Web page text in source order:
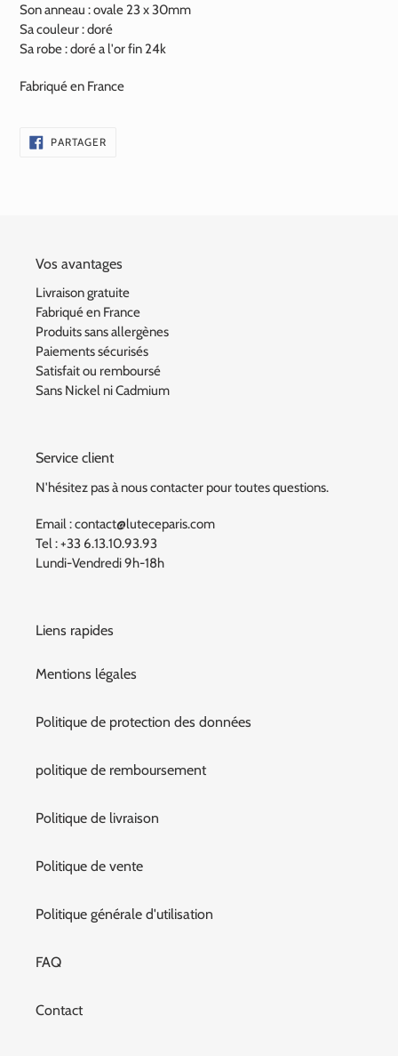
Son anneau : ovale 23 x 30mm
Sa couleur : doré
Sa robe : doré a l'or fin 24k
Fabriqué en France
PARTAGERPARTAGER
SUR
Vos avantages
Livraison gratuite
Fabriqué en France
Produits sans allergènes
Paiements sécurisés
Satisfait ou remboursé
Sans Nickel ni Cadmium
Service client
N'hésitez pas à nous contacter pour toutes questions.
Email : contact@luteceparis.com
Tel : +33 6.13.10.93.93
Lundi-Vendredi 9h-18h
Liens rapides
Mentions légales
Politique de protection des données
politique de remboursement
Politique de livraison
Politique de vente
Politique générale d'utilisation
FAQ
Contact